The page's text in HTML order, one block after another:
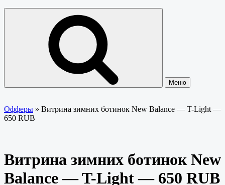
Меню
Офферы » Витрина зимних ботинок New Balance — T-Light —
650 RUB
Витрина зимних ботинок New
Balance — T-Light — 650 RUB